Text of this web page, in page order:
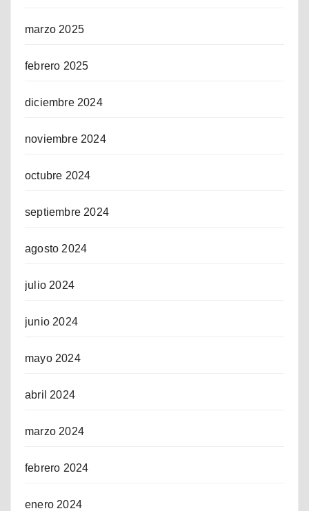
marzo 2025
febrero 2025
diciembre 2024
noviembre 2024
octubre 2024
septiembre 2024
agosto 2024
julio 2024
junio 2024
mayo 2024
abril 2024
marzo 2024
febrero 2024
enero 2024